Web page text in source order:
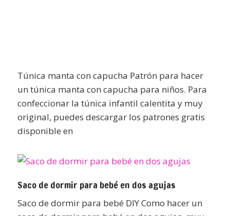
Túnica manta con capucha Patrón para hacer
un túnica manta con capucha para niños. Para
confeccionar la túnica infantil calentita y muy
original, puedes descargar los patrones gratis
disponible en
Saco de dormir para bebé en dos agujas
Saco de dormir para bebé DIY Como hacer un